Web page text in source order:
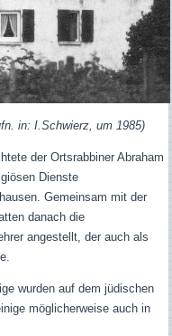
in: I.Schwierz, um 1985)
der Ortsrabbiner Abraham
Dienste
Gemeinsam mit der
danach die
angestellt, der auch als
wurden auf dem jüdischen
möglicherweise auch in